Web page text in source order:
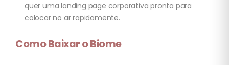
quer uma landing page corporativa pronta para
colocar no ar rapidamente.
Como Baixar o Biome